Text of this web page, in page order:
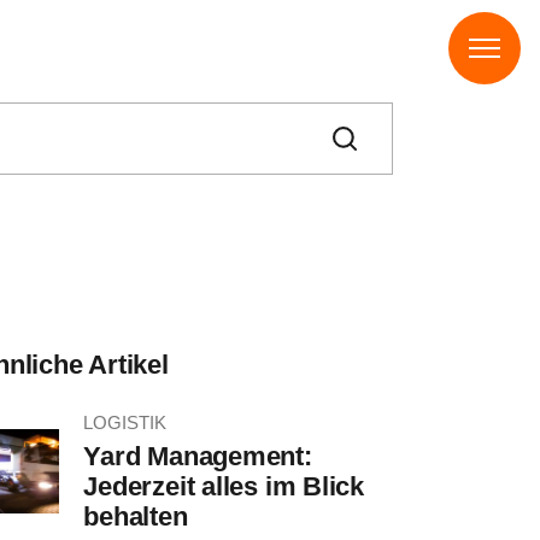
Artikel
LOGISTIK
Yard Management:
Jederzeit alles im Blick
behalten